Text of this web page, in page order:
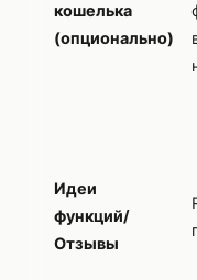
кошелька
(опционально)
Идеи
функций/
Отзывы